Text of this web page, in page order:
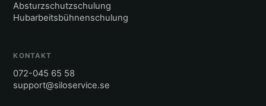
Absturzschutzschulung
Hubarbeitsbühnenschulung
KONTAKT
072-045 65 58
support@siloservice.se